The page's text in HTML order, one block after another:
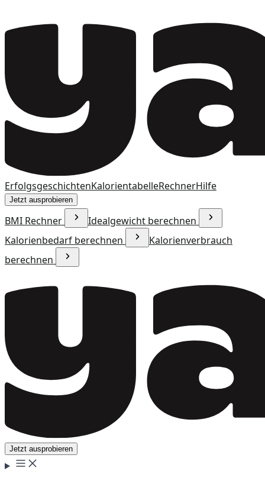
ErfolgsgeschichtenKalorientabelleRechnerHilfe
Jetzt ausprobieren
BMI Rechner
Idealgewicht berechnen
Kalorienbedarf berechnen
Kalorienverbrauch
berechnen
Jetzt ausprobieren